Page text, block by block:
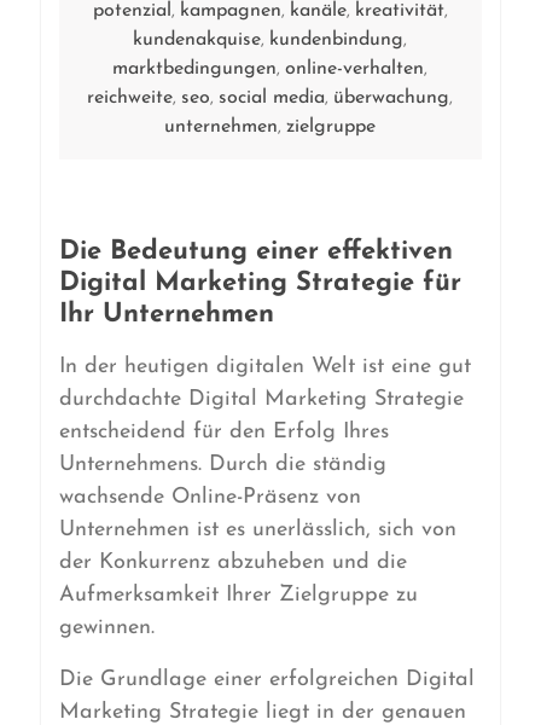
potenzial , kampagnen, kanäle, kreativität,
kundenakquise, kundenbindung,
marktbedingungen,online-verhalten,
reichweite, seo, social media, überwachung,
unternehmen,zielgruppe
Die Bedeutung einer effektiven
Digital Marketing Strategie für
Ihr Unternehmen
In der heutigen digitalen Welt ist eine gut
durchdachte Digital Marketing Strategie
entscheidend für den Erfolg Ihres
Unternehmens. Durch die ständig
wachsende Online-Präsenz von
Unternehmen ist es unerlässlich, sich von
der Konkurrenz abzuheben und die
Aufmerksamkeit Ihrer Zielgruppe zu
gewinnen.
Die Grundlage einer erfolgreichen Digital
Marketing Strategie liegt in der genauen